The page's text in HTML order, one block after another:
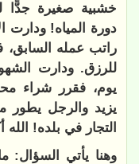
خشبية صغيرة جدًّا
دورة المياه! ودارت
راتب عمله السابق،
للرزق. ودارت
يوم، فقرر شراء
يزيد والرجل يطور
التجار في بلده! الله
وهنا يأتي السؤال: